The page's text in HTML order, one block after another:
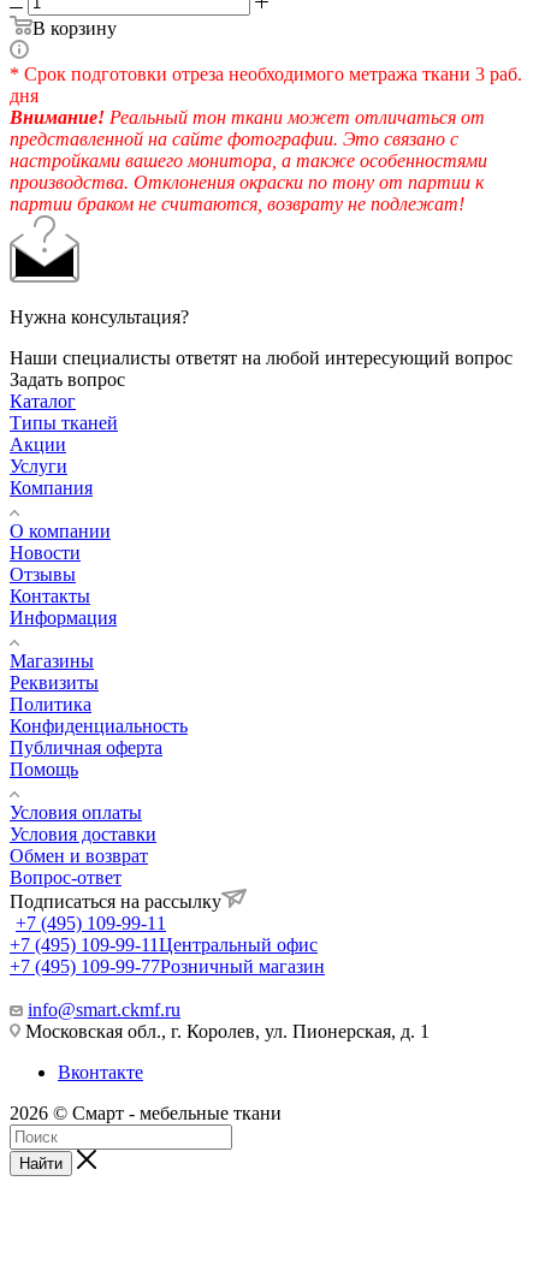
В корзину
* Срок подготовки отреза необходимого метража ткани 3 раб.
дня
Внимание! Реальный тон ткани может отличаться от
представленной на сайте фотографии. Это связано с
настройками вашего монитора, а также особенностями
производства. Отклонения окраски по тону от партии к
партии браком не считаются, возврату не подлежат!
Нужна консультация?
Наши специалисты ответят на любой интересующий вопрос
Задать вопрос
Каталог
Типы тканей
Акции
Услуги
Компания
О компании
Новости
Отзывы
Контакты
Информация
Магазины
Реквизиты
Политика
Конфиденциальность
Публичная оферта
Помощь
Условия оплаты
Условия доставки
Обмен и возврат
Вопрос-ответ
Подписаться на рассылку
+7 (495) 109-99-11
+7 (495) 109-99-11Центральный офис
+7 (495) 109-99-77Розничный магазин
info@smart.ckmf.ru
Московская обл., г. Королев, ул. Пионерская, д. 1
Вконтакте
2026 © Смарт - мебельные ткани
Найти